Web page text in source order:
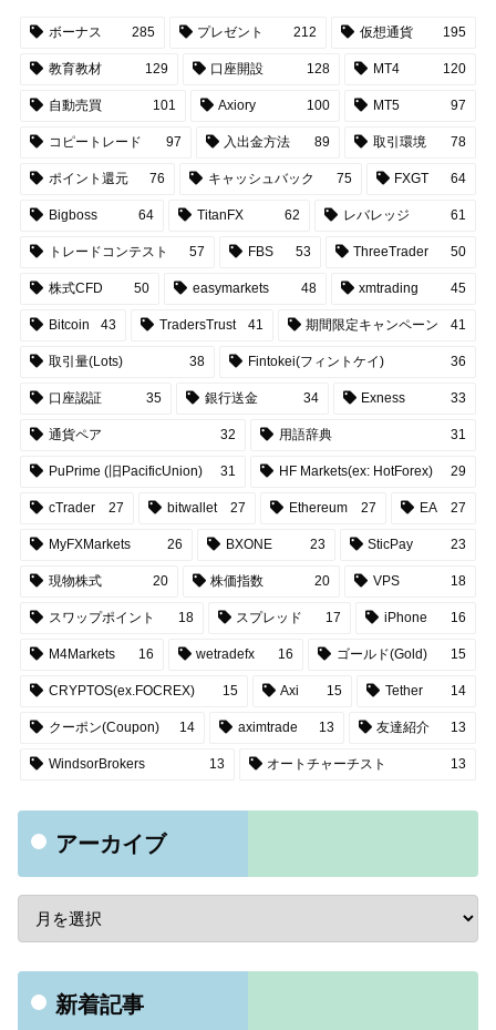
ボーナス 285 プレゼント 212 仮想通貨 195
教育教材 129 口座開設 128 MT4 120
自動売買 101 Axiory 100 MT5 97
コピートレード 97 入出金方法 89 取引環境 78
ポイント還元 76 キャッシュバック 75 FXGT 64
Bigboss 64 TitanFX 62 レバレッジ 61
トレードコンテスト 57 FBS 53 ThreeTrader 50
株式CFD 50 easymarkets 48 xmtrading 45
Bitcoin 43 TradersTrust 41 期間限定キャンペーン 41
取引量(Lots) 38 Fintokei(フィントケイ) 36
口座認証 35 銀行送金 34 Exness 33
通貨ペア 32 用語辞典 31
PuPrime (旧PacificUnion) 31 HF Markets(ex: HotForex) 29
cTrader 27 bitwallet 27 Ethereum 27 EA 27
MyFXMarkets 26 BXONE 23 SticPay 23
現物株式 20 株価指数 20 VPS 18
スワップポイント 18 スプレッド 17 iPhone 16
M4Markets 16 wetradefx 16 ゴールド(Gold) 15
CRYPTOS(ex.FOCREX) 15 Axi 15 Tether 14
クーポン(Coupon) 14 aximtrade 13 友達紹介 13
WindsorBrokers 13 オートチャーチスト 13
アーカイブ
新着記事